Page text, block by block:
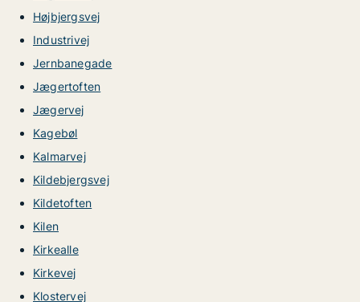
Højbjergsvej
Industrivej
Jernbanegade
Jægertoften
Jægervej
Kagebøl
Kalmarvej
Kildebjergsvej
Kildetoften
Kilen
Kirkealle
Kirkevej
Klostervej